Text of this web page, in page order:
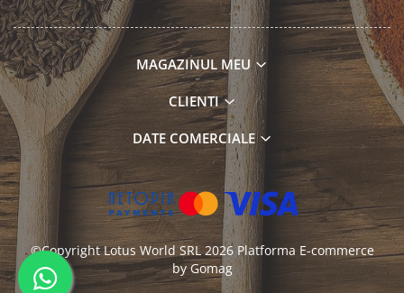
MAGAZINUL MEU
CLIENTI
DATE COMERCIALE
©Copyright Lotus World SRL 2026 Platforma E-commerce
by Gomag